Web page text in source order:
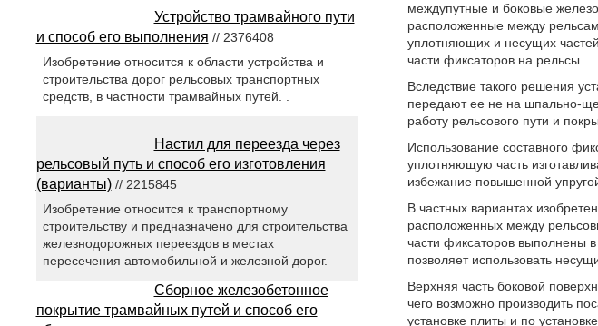
междупутные и боковые
расположенные между
уплотняющих и несущих
части фиксаторов на рельсы.
Вследствие такого решения
передают ее не на шпально-
работу рельсового пути и
Использование составного
уплотняющую часть
избежание повышенной
В частных вариантах
расположенных между
части фиксаторов выполнены
позволяет использовать
Верхняя часть боковой
чего возможно производить
установке плиты и по
Устройство трамвайного пути
и способ его выполнения // 2376408
Изобретение относится к области устройства и
строительства дорог рельсовых транспортных
средств, в частности трамвайных путей. .
Настил для переезда через
рельсовый путь и способ его изготовления
(варианты)// 2215845
Изобретение относится к транспортному
строительству и предназначено для строительства
железнодорожных переездов в местах
пересечения автомобильной и железной дорог.
Сборное железобетонное
покрытие трамвайных путей и способ его